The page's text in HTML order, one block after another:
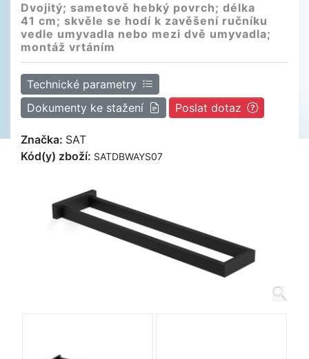
Dvojitý; sametově hebký povrch; délka
41 cm; skvěle se hodí k zavěšení ručníku
vedle umyvadla nebo mezi dvě umyvadla;
montáž vrtáním
Technické parametry
Dokumenty ke stažení
Poslat dotaz
Značka: SAT
Kód(y) zboží: SATDBWAYS07